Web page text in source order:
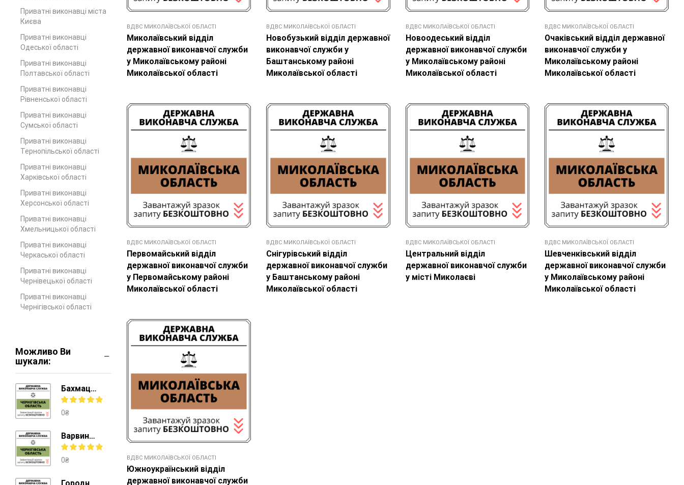
ВДВС МИКОЛАЇВСЬКОЇ ОБЛАСТІ
Миколаївський відділ
державної виконавчої служби
у Миколаївському районі
Миколаївської області
ВДВС МИКОЛАЇВСЬКОЇ ОБЛАСТІ
Новобузький відділ державної
виконавчої служби у
Баштанському районі
Миколаївської області
ВДВС МИКОЛАЇВСЬКОЇ ОБЛАСТІ
Новоодеський відділ
державної виконавчої служби
у Миколаївському районі
Миколаївської області
ВДВС МИКОЛАЇВСЬКОЇ ОБЛАСТІ
Очаківський відділ державної
виконавчої служби у
Миколаївському районі
Миколаївської області
ВДВС МИКОЛАЇВСЬКОЇ ОБЛАСТІ
Первомайський відділ
державної виконавчої служби
у Первомайському районі
Миколаївської області
ВДВС МИКОЛАЇВСЬКОЇ ОБЛАСТІ
Снігурівський відділ
державної виконавчої служби
у Баштанському районі
Миколаївської області
ВДВС МИКОЛАЇВСЬКОЇ ОБЛАСТІ
Центральний відділ
державної виконавчої служби
у місті Миколаєві
ВДВС МИКОЛАЇВСЬКОЇ ОБЛАСТІ
Шевченківський відділ
державної виконавчої служби
у Миколаївському районі
Миколаївської області
ВДВС МИКОЛАЇВСЬКОЇ ОБЛАСТІ
Южноукраїнський відділ
державної виконавчої служби
Приватні виконавці міста
Києва
Приватні виконавці
Одеської області
Приватні виконавці
Полтавської області
Приватні виконавці
Рівненської області
Приватні виконавці
Сумської області
Приватні виконавці
Тернопільської області
Приватні виконавці
Харківської області
Приватні виконавці
Херсонської області
Приватні виконавці
Хмельницької області
Приватні виконавці
Черкаської області
Приватні виконавці
Чернівецької області
Приватні виконавці
Чернігівської області
Можливо Ви
шукали:
Бахмацький відділ державної виконавчої служби у Ніжинському районі
0₴
Варвинський відділ державної виконавчої служби у Прилуцькому районі
0₴